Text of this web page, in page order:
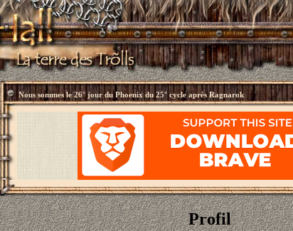
Nous sommes le26° jour du Phoenix du 25° cycle après Ragnarok
Profil